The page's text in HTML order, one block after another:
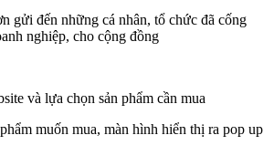
gửi đến những cá nhân, tổ chức đã cống
nghiệp, cho cộng đồng
và lựa chọn sản phẩm cần mua
muốn mua, màn hình hiển thị ra pop up